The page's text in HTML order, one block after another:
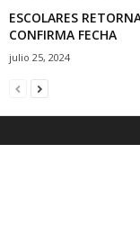
ESCOLARES
CONFIRMA FECHA
julio 25, 2024